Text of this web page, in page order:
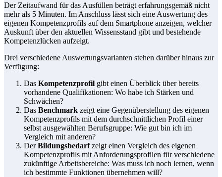
Der Zeitaufwand für das Ausfüllen beträgt erfahrungsgemäß nicht
mehr als 5 Minuten. Im Anschluss lässt sich eine Auswertung des
eigenen Kompetenzprofils auf dem Smartphone anzeigen, welcher
Auskunft über den aktuellen Wissensstand gibt und bestehende
Kompetenzlücken aufzeigt.
Drei verschiedene Auswertungsvarianten stehen darüber hinaus zur
Verfügung:
Das Kompetenzprofil gibt einen Überblick über bereits
vorhandene Qualifikationen: Wo habe ich Stärken und
Schwächen?
Das Benchmark zeigt eine Gegenüberstellung des eigenen
Kompetenzprofils mit dem durchschnittlichen Profil einer
selbst ausgewählten Berufsgruppe: Wie gut bin ich im
Vergleich mit anderen?
DerBildungsbedarfzeigt einen Vergleich des eigenen
Kompetenzprofils mit Anforderungsprofilen für verschiedene
zukünftige Arbeitsbereiche: Was muss ich noch lernen, wenn
ich bestimmte Funktionen übernehmen will?